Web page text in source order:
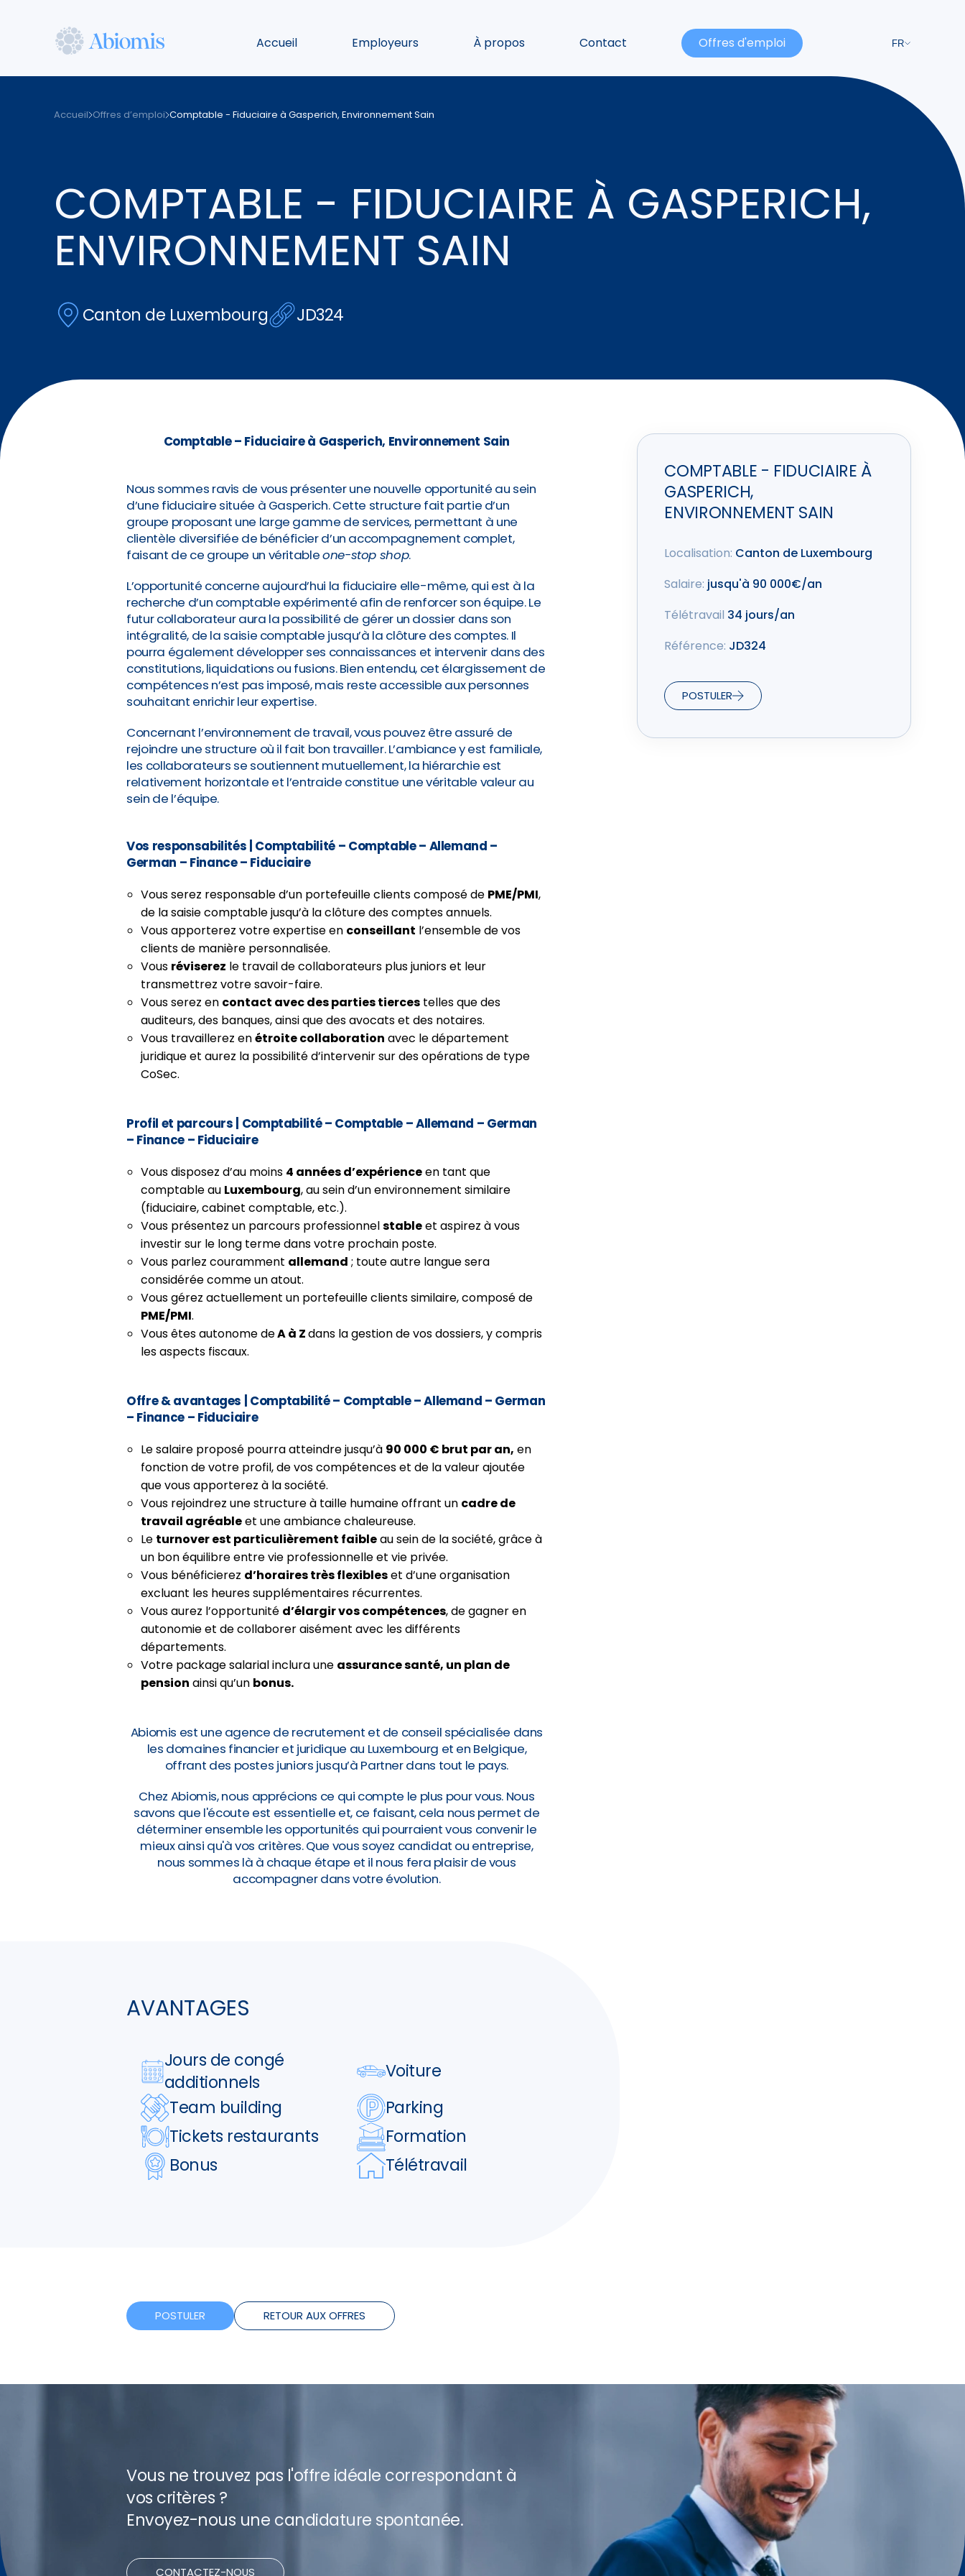
Accueil Employeurs À propos Contact Offres d'emploi FR
Accueil Offres d’emploi Comptable - Fiduciaire à Gasperich, Environnement Sain
COMPTABLE - FIDUCIAIRE À GASPERICH,
ENVIRONNEMENT SAIN
Canton de Luxembourg JD324
Comptable – Fiduciaire à Gasperich, Environnement Sain
Nous sommes ravis de vous présenter une nouvelle opportunité au sein
d’une fiduciaire située à Gasperich. Cette structure fait partie d’un
groupe proposant une large gamme de services, permettant à une
clientèle diversifiée de bénéficier d’un accompagnement complet,
faisant de ce groupe un véritableone-stop shop.
L’opportunité concerne aujourd’hui la fiduciaire elle-même, qui est à la
recherche d’un comptable expérimenté afin de renforcer son équipe. Le
futur collaborateur aura la possibilité de gérer un dossier dans son
intégralité, de la saisie comptable jusqu’à la clôture des comptes. Il
pourra également développer ses connaissances et intervenir dans des
constitutions, liquidations ou fusions. Bien entendu, cet élargissement de
compétences n’est pas imposé, mais reste accessible aux personnes
souhaitant enrichir leur expertise.
Concernant l’environnement de travail, vous pouvez être assuré de
rejoindre une structure où il fait bon travailler. L’ambiance y est familiale,
les collaborateurs se soutiennent mutuellement, la hiérarchie est
relativement horizontale et l’entraide constitue une véritable valeur au
sein de l’équipe.
Vos responsabilités | Comptabilité – Comptable – Allemand –
German – Finance – Fiduciaire
Vous serez responsable d’un portefeuille clients composé de PME/PMI,
de la saisie comptable jusqu’à la clôture des comptes annuels.
Vous apporterez votre expertise en conseillant l’ensemble de vos
clients de manière personnalisée.
Vous réviserez le travail de collaborateurs plus juniors et leur
transmettrez votre savoir-faire.
Vous serez en contact avec des parties tierces telles que des
auditeurs, des banques, ainsi que des avocats et des notaires.
Vous travaillerez enétroite collaboration avec le département
juridique et aurez la possibilité d’intervenir sur des opérations de type
CoSec.
Profil et parcours | Comptabilité – Comptable – Allemand – German
– Finance – Fiduciaire
Vous disposez d’au moins 4 années d’expérienceen tant que
comptable au Luxembourg, au sein d’un environnement similaire
(fiduciaire, cabinet comptable, etc.).
Vous présentez un parcours professionnelstableet aspirez à vous
investir sur le long terme dans votre prochain poste.
Vous parlez couramment allemand ; toute autre langue sera
considérée comme un atout.
Vous gérez actuellement un portefeuille clients similaire, composé de
PME/PMI.
Vous êtes autonome deA à Zdans la gestion de vos dossiers, y compris
les aspects fiscaux.
Offre & avantages | Comptabilité – Comptable – Allemand – German
– Finance – Fiduciaire
Le salaire proposé pourra atteindre jusqu’à 90 000 € brut par an, en
fonction de votre profil, de vos compétences et de la valeur ajoutée
que vous apporterez à la société.
Vous rejoindrez une structure à taille humaine offrant un cadre de
travail agréableet une ambiance chaleureuse.
Le turnover est particulièrement faibleau sein de la société, grâce à
un bon équilibre entre vie professionnelle et vie privée.
Vous bénéficierez d’horaires très flexibleset d’une organisation
excluant les heures supplémentaires récurrentes.
Vous aurez l’opportunité d’élargir vos compétences, de gagner en
autonomie et de collaborer aisément avec les différents
départements.
Votre package salarial inclura une assurance santé, un plan de
pension ainsi qu’un bonus.
Abiomis est une agence de recrutement et de conseil spécialisée dans
les domaines financier et juridique au Luxembourg et en Belgique,
offrant des postes juniors jusqu’à Partner dans tout le pays.
Chez Abiomis, nous apprécions ce qui compte le plus pour vous. Nous
savons que l'écoute est essentielle et, ce faisant, cela nous permet de
déterminer ensemble les opportunités qui pourraient vous convenir le
mieux ainsi qu'à vos critères. Que vous soyez candidat ou entreprise,
nous sommes là à chaque étape et il nous fera plaisir de vous
accompagner dans votre évolution.
AVANTAGES
Jours de congé
additionnels
Voiture
Team building
Parking
Tickets restaurants
Formation
Bonus
Télétravail
POSTULER RETOUR AUX OFFRES
COMPTABLE - FIDUCIAIRE À
GASPERICH,
ENVIRONNEMENT SAIN
Localisation: Canton de Luxembourg
Salaire: jusqu'à 90 000€/an
Télétravail 34 jours/an
Référence: JD324
POSTULER
Vous ne trouvez pas l'offre idéale correspondant à
vos critères ?
Envoyez-nous une candidature spontanée.
CONTACTEZ-NOUS